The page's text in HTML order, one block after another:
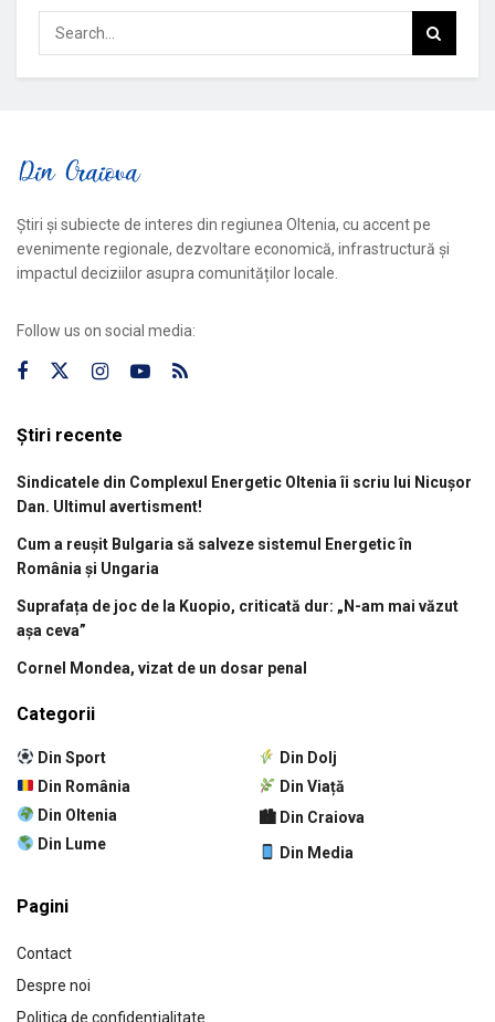
Știri și subiecte de interes din regiunea Oltenia, cu accent pe
evenimente regionale, dezvoltare economică, infrastructură și
impactul deciziilor asupra comunităților locale.
Follow us on social media:
Știri recente
Sindicatele din Complexul Energetic Oltenia îi scriu lui Nicușor
Dan. Ultimul avertisment!
Cum a reușit Bulgaria să salveze sistemul Energetic în
România și Ungaria
Suprafața de joc de la Kuopio, criticată dur: „N-am mai văzut
așa ceva”
Cornel Mondea, vizat de un dosar penal
Categorii
Din Sport
Din România
Din Oltenia
Din Lume
Din Dolj
Din Viață
🏙 Din Craiova
Din Media
Pagini
Contact
Despre noi
Politica de confidențialitate